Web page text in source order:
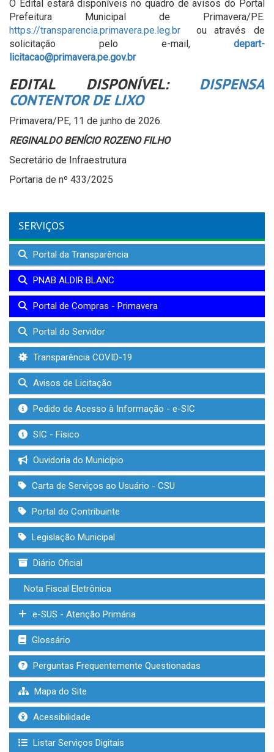
O Edital estará disponíveis no quadro de avisos do Portal
Prefeitura Municipal de Primavera/PE.
https://transparencia.primavera.pe.leg.br ou através de
solicitação pelo e-mail, depart-
licitacao@primavera.pe.gov.br
EDITAL DISPONÍVEL: DISPENSA
CONTENTOR DE LIXO
Primavera/PE, 11 de junho de 2026.
REGINALDO BENÍCIO ROZENO FILHO
Secretário de Infraestrutura
Portaria de nº 433/2025
SERVIÇOS
Portal da Transparência
PNAB ALDIR BLANC
Portal de Compras - Primavera
Portal do Servidor
Transparência COVID-19
Avisos de Licitação
Pedido de Acesso à Informação - e-SIC
SIC - Físico
Ouvidoria do Município
Carta de Serviços ao Usuário - CSU
Portal do Contribuinte
Legislação Municipal
Diário Oficial
Nota Fiscal Eletrônica
e-SUS - Atenção Primária
Glossário
Perguntas Frequentemente Questionadas
Mapa do Site
Acessibilidade
Listar Serviços Digitais